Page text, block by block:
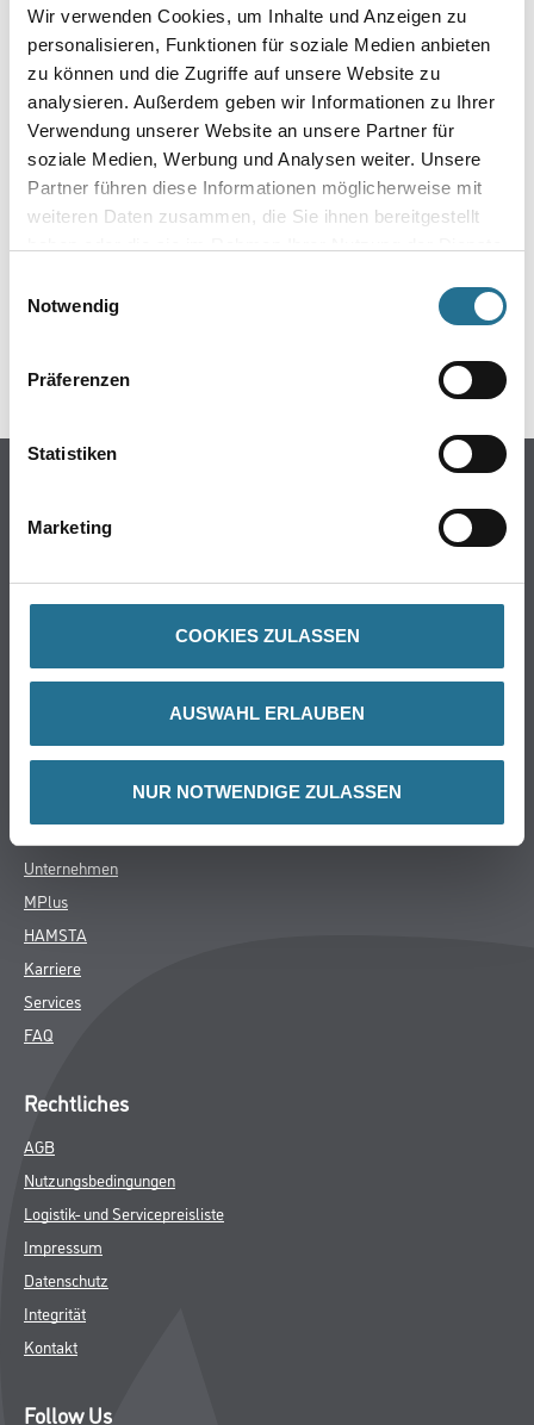
Wir verwenden Cookies, um Inhalte und Anzeigen zu
personalisieren, Funktionen für soziale Medien anbieten
zu können und die Zugriffe auf unsere Website zu
analysieren. Außerdem geben wir Informationen zu Ihrer
Verwendung unserer Website an unsere Partner für
soziale Medien, Werbung und Analysen weiter. Unsere
Partner führen diese Informationen möglicherweise mit
weiteren Daten zusammen, die Sie ihnen bereitgestellt
Notwendig
Präferenzen
Statistiken
Marketing
COOKIES ZULASSEN
AUSWAHL ERLAUBEN
NUR NOTWENDIGE ZULASSEN
Produkteigenschaft
- Plattpinsel
- Schwarze Borsten
- Gebogene Bleche
- Flache Holzstiele
ZUSATZINFOS
GEFAHRENHINWEISE
SPEZIFIKATIONEN
Farbe
Trockenbau
Wand- & Deckenbeläge
Werkzeug & Maschinen
Verbrauchsmaterialien
Über uns
Unternehmen
MPlus
HAMSTA
Karriere
Services
FAQ
Rechtliches
AGB
Nutzungsbedingungen
Logistik- und Servicepreisliste
Impressum
Datenschutz
Integrität
Kontakt
Follow Us